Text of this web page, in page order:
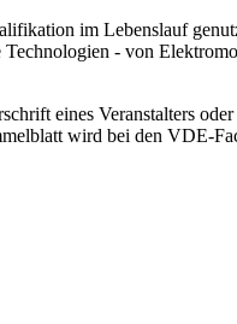
im Lebenslauf
- von
eines Veranstalters
wird bei den VDE-